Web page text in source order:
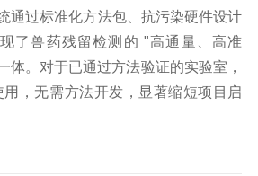
通过标准化方法包、抗污染硬件设计
了兽药残留检测的 "高通量、高准
体。对于已通过方法验证的实验室，
，无需方法开发，显著缩短项目启